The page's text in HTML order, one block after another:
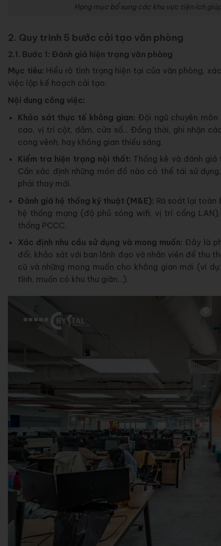
Hạng mục bổ sung các khu vực tiện ích
2. Quy trình 5 bước cải tạo văn phòng
2.1. Bước 1: Đánh giá hiện trạng văn phòng
Mục tiêu: Hiểu rõ tình trạng hiện tại của văn phòng,
việc lập kế hoạch cải tạo.
Nội dung công việc:
Khảo sát thực tế không gian: Đội ngũ chuyên
cao, vị trí cột, dầm, cửa sổ… Đồng thời, ghi nhận
cong vênh, hay không gian thiếu sáng.
Kiểm tra hiện trạng nội thất: Thống kê và đánh
Cần xác định những món đồ nào có thể tái sử
phải thay mới.
Đánh giá hệ thống kỹ thuật (M&E): Rà soát lại toàn
hệ thống mạng (độ phủ sóng wifi, vị trí cổng
thống PCCC.
Xác định nhu cầu sử dụng và mong muốn: Đây là
đổi, khảo sát với ban lãnh đạo và nhân viên để thu
cũ và những mong muốn cho không gian mới (ví
tĩnh, muốn có khu thư giãn…).